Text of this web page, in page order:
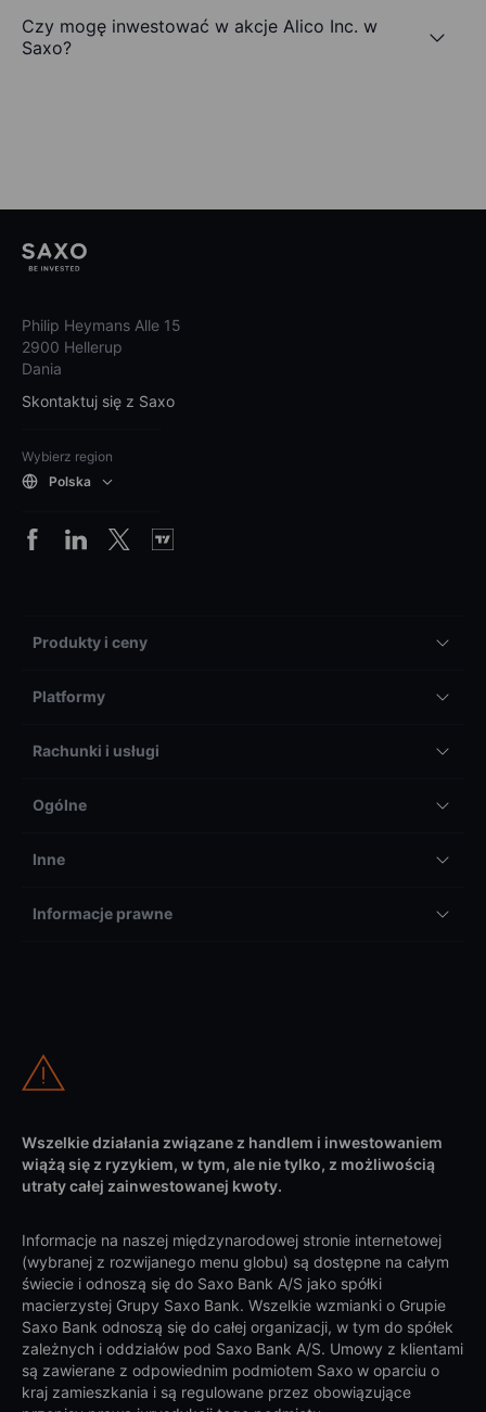
Czy mogę inwestować w akcje Alico Inc. w
Saxo?
Philip Heymans Alle 15
2900 Hellerup
Dania
Skontaktuj się z Saxo
Wybierz region
Polska
Produkty i ceny
Platformy
Rachunki i usługi
Ogólne
Inne
Informacje prawne
Wszelkie działania związane z handlem i inwestowaniem
wiążą się z ryzykiem, w tym, ale nie tylko, z możliwością
utraty całej zainwestowanej kwoty.
Informacje na naszej międzynarodowej stronie internetowej
(wybranej z rozwijanego menu globu) są dostępne na całym
świecie i odnoszą się do Saxo Bank A/S jako spółki
macierzystej Grupy Saxo Bank. Wszelkie wzmianki o Grupie
Saxo Bank odnoszą się do całej organizacji, w tym do spółek
zależnych i oddziałów pod Saxo Bank A/S. Umowy z klientami
są zawierane z odpowiednim podmiotem Saxo w oparciu o
kraj zamieszkania i są regulowane przez obowiązujące